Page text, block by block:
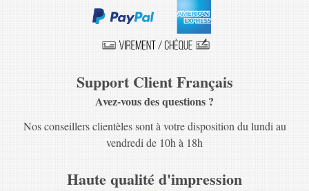
Support Client Français
Avez-vous des questions ?
Nos conseillers clientèles sont à votre disposition du lundi au
vendredi de 10h à 18h
Haute qualité d'impression